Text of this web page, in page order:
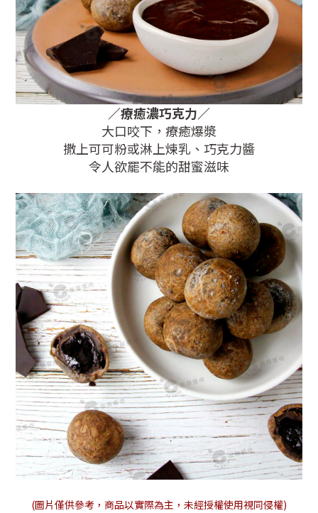
／療癒濃巧克力／
大口咬下，療癒爆漿
撒上可可粉或淋上煉乳、巧克力醬
令人欲罷不能的甜蜜滋味
(圖片僅供參考，商品以實際為主，未經授權使用視同侵權)